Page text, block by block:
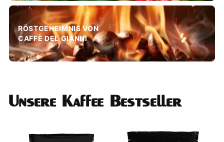
RÖSTGEHEIMNIS VON
CAFFÈ DEL GIANNI
Unsere Kaffee Bestseller